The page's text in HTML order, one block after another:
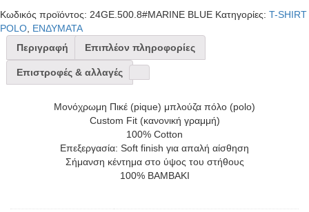
Κωδικός προϊόντος: 24GE.500.8#MARINE BLUE Κατηγορίες: T-SHIRT
POLO ΕΝΔΥΜΑΤΑ
Περιγραφή
Επιπλέον πληροφορίες
Επιστροφές & αλλαγές
Μονόχρωμη Πικέ (pique) μπλούζα πόλο (polo)
Custom Fit (κανονική γραμμή)
100% Cotton
Επεξεργασία: Soft finish για απαλή αίσθηση
Σήμανση κέντημα στο ύψος του στήθους
100% ΒΑΜΒΑΚΙ